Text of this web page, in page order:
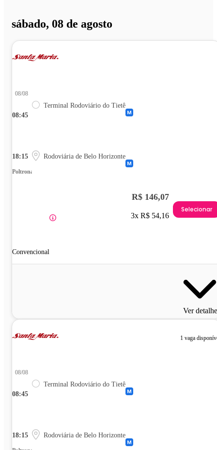
sábado, 08 de agosto
08:45
08/08
Terminal Rodoviário do Tietê
18:15 Rodoviária de Belo Horizonte
Poltrona
Convencional
R$ 146,07
3x R$ 54,16
Selecionar
Ver
1 vaga
08:45
08/08
Terminal Rodoviário do Tietê
18:15 Rodoviária de Belo Horizonte